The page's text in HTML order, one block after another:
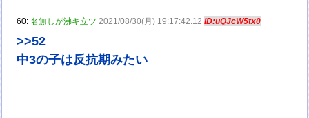
60:名無しが沸キ立ツ 2021/08/30(月) 19:17:42.12ID:uQJcW5tx0
>>52
中3の子は反抗期みたい